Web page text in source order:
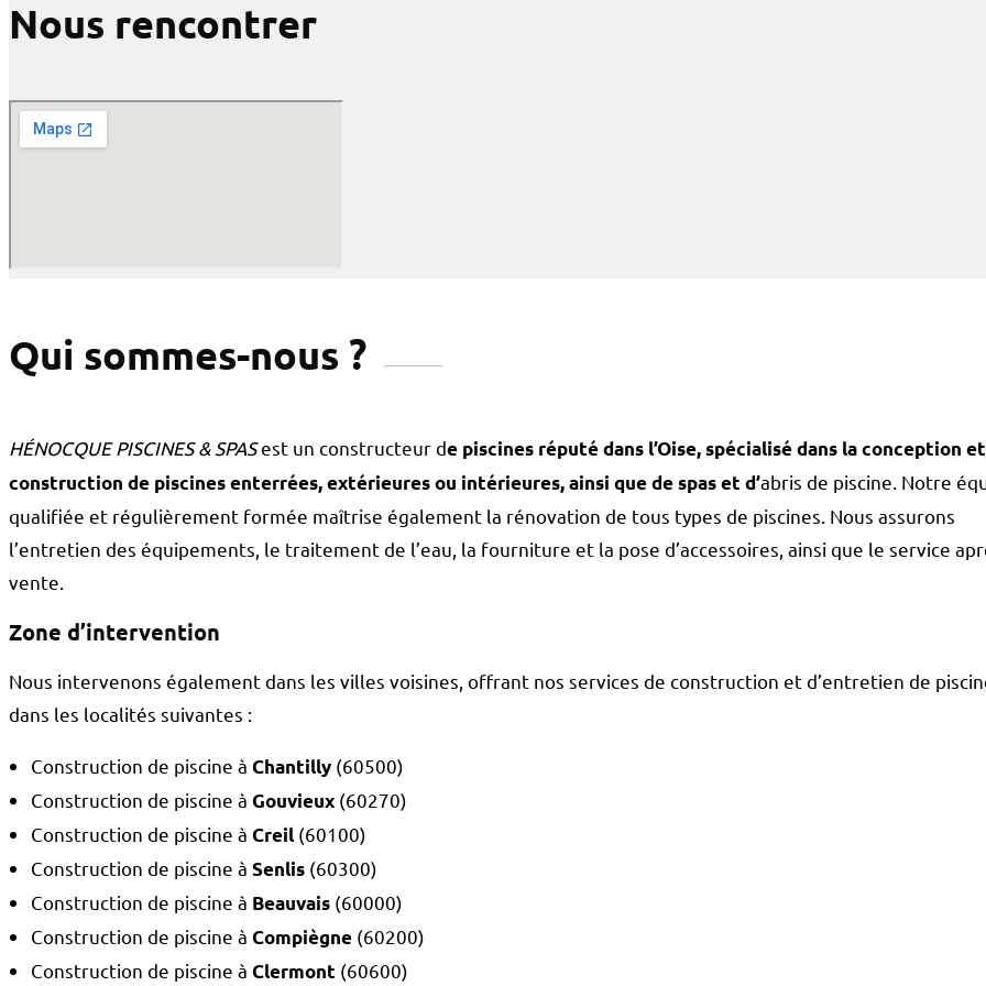
Nous rencontrer
Qui sommes-nous ?
HÉNOCQUE PISCINES & SPASest un constructeur de piscines réputé dans l’Oise, spécialisé dans la conception
construction de piscines enterrées, extérieures ou intérieures, ainsi que de spas et d’abris de piscine. Notre
qualifiée et régulièrement formée maîtrise également la rénovation de tous types de piscines. Nous assurons
l’entretien des équipements, le traitement de l’eau, la fourniture et la pose d’accessoires, ainsi que le service
vente.
Zone d’intervention
Nous intervenons également dans les villes voisines, offrant nos services de construction et d’entretien de
dans les localités suivantes :
Construction de piscine à Chantilly (60500)
Construction de piscine à Gouvieux (60270)
Construction de piscine à Creil (60100)
Construction de piscine à Senlis (60300)
Construction de piscine à Beauvais (60000)
Construction de piscine à Compiègne (60200)
Construction de piscine à Clermont (60600)